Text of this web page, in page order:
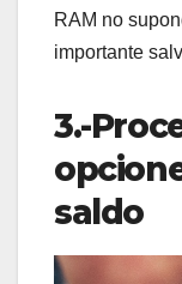
RAM no
importante
3.-
saldo